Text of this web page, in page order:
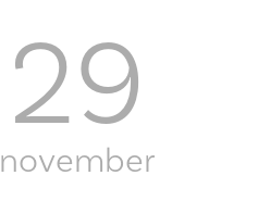
29
november